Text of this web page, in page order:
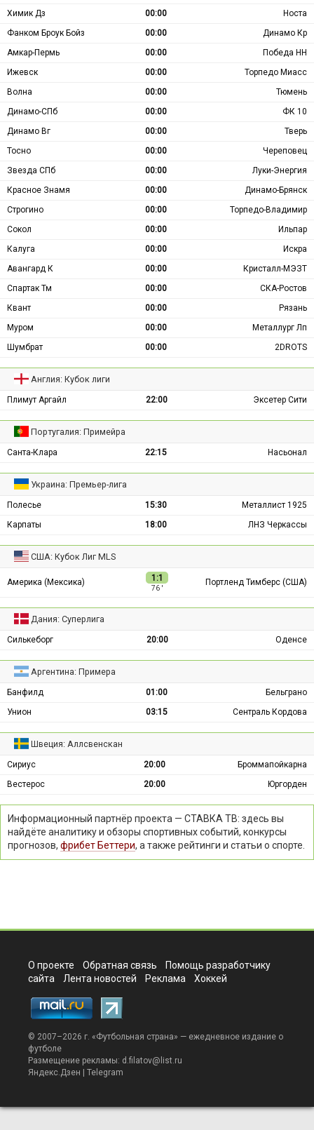
Химик Дз
00:00
Носта
Фанком Броук Бойз
00:00
Динамо Кр
Амкар-Пермь
00:00
Победа НН
Ижевск
00:00
Торпедо Миасс
Волна
00:00
Тюмень
Динамо-СПб
00:00
ФК 10
Динамо Вг
00:00
Тверь
Тосно
00:00
Череповец
Звезда СПб
00:00
Луки-Энергия
Красное Знамя
00:00
Динамо-Брянск
Строгино
00:00
Торпедо-Владимир
Сокол
00:00
Ильпар
Калуга
00:00
Искра
Авангард К
00:00
Кристалл-МЭЗТ
Спартак Тм
00:00
СКА-Ростов
Квант
00:00
Рязань
Муром
00:00
Металлург Лп
Шумбрат
00:00 2DROTS
Англия: Кубок лиги
Плимут Аргайл 22:00 Эксетер Сити
Португалия: Примейра
Санта-Клара 22:15 Насьонал
Украина: Премьер-лига
Полесье 15:30
Металлист 1925
Карпаты
18:00 ЛНЗ Черкассы
США: Кубок Лиг MLS
Америка (Мексика) 1:1
76 ′
Портленд Тимберс (США)
Дания: Суперлига
Силькеборг 20:00 Оденсе
Аргентина: Примера
Банфилд 01:00
Бельграно
Унион
03:15 Сентраль Кордова
Швеция: Аллсвенскан
Сириус 20:00
Броммапойкарна
Вестерос
20:00 Юргорден
Информационный партнёр проекта — СТАВКА ТВ: здесь вы
найдёте аналитику и обзоры спортивных событий, конкурсы
прогнозов, фрибет Беттери, а также рейтинги и статьи о спорте.
О проекте Обратная связь
Помощь разработчику
сайта
Лента новостей Реклама Хоккей
© 2007–2026 г. «Футбольная страна» — ежедневное издание о
футболе
Размещение рекламы: d.filatov@list.ru
Яндекс.Дзен
Telegram